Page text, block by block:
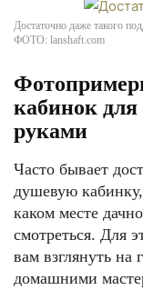
Достаточно даже такого
ФОТО: lanshaft.com
кабинок
руками
Часто бывает
душевую
каком месте
смотреться. Для
вам взглянуть на
домашними